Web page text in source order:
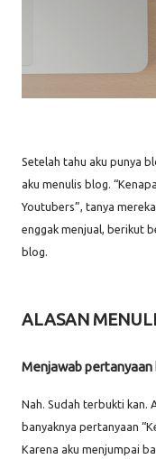
Setelah tahu aku punya
aku menulis blog.
Youtubers”, tanya
enggak menjual, berikut
blog.
ALASAN
Menjawab pertanyaan
Nah. Sudah terbukti kan.
banyaknya pertanyaan
Karena aku menjumpai